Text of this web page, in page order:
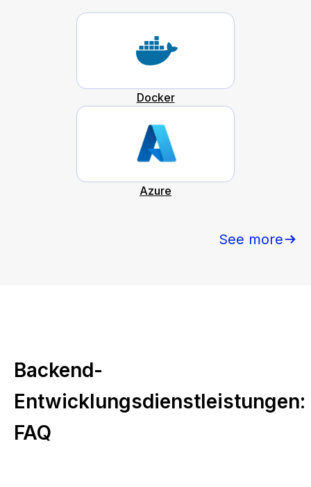
Docker
Azure
See more
Backend-
Entwicklungsdienstleistungen:
FAQ